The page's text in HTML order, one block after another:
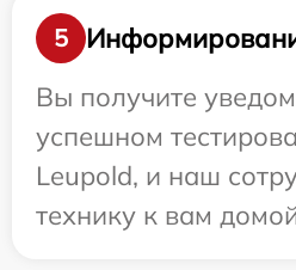
5
Вы получите
успешном
Leupold, и наш
технику к вам